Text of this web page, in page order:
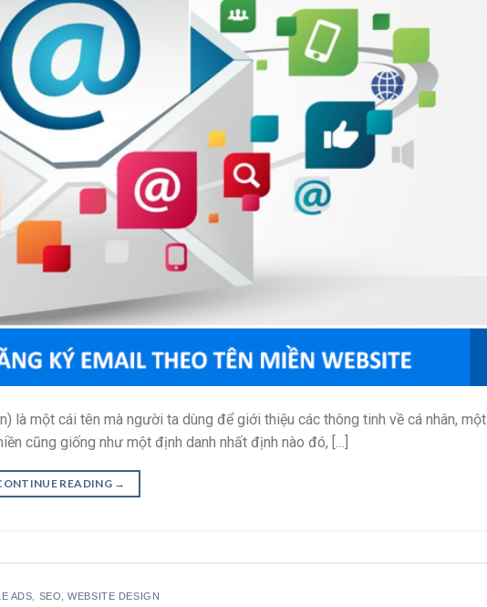
là một cái tên mà người ta dùng để giới thiệu các thông tinh về cá nhân, một
cũng giống như một định danh nhất định nào đó, […]
READING →
ADS SEO ,WEBSITE DESIGN